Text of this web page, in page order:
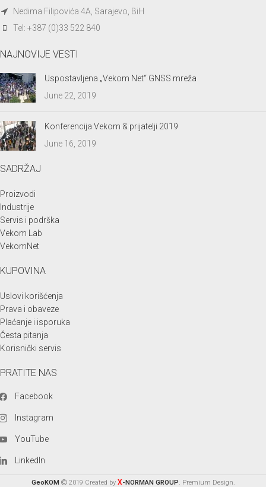
Nedima Filipovića 4A, Sarajevo, BiH
Tel: +387 (0)33 522 840
NAJNOVIJE VESTI
Uspostavljena „Vekom Net“ GNSS mreža
June 22, 2019
Konferencija Vekom & prijatelji 2019
June 16, 2019
SADRŽAJ
Proizvodi
Industrije
Servis i podrška
Vekom Lab
VekomNet
KUPOVINA
Uslovi korišćenja
Prava i obaveze
Plaćanje i isporuka
Česta pitanja
Korisnički servis
PRATITE NAS
Facebook
Instagram
YouTube
LinkedIn
GeoKOM 2019 Created by X-NORMAN GROUP. Premium Design.